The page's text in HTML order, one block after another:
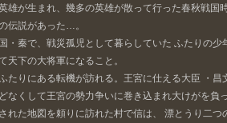
雄が生まれ、幾多の英雄が散って行った春秋戦国
伝説があった…。
・秦で、戦災孤児として暮らしていた ふたりの
天下の大将軍になること。
たりにある転機が訪れる。王宮に仕える大臣 ・昌
なくして王宮の勢力争いに巻き込まれ大けがを
れた地図を頼りに訪れた村で信は、 漂とうり二つ